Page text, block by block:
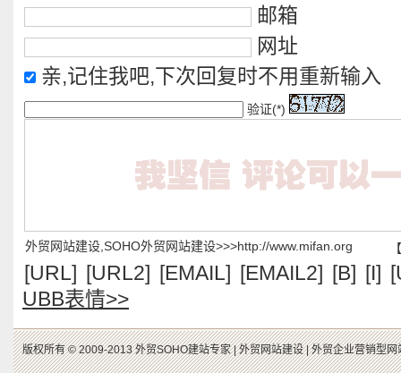
邮箱
网址
亲,记住我吧,下次回复时不用重新输入
验证(*)
【
外贸网站建设,SOHO外贸网站建设>>>http://www.mifan.org
[URL] [URL2] [EMAIL] [EMAIL2] [B] [I]
UBB表情>>
版权所有 © 2009-2013 外贸SOHO建站专家 |外贸网站建设 |外贸企业营销型网